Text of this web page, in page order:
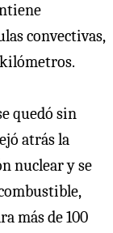
convectivas,
quedó sin
atrás la
nuclear y se
más de 100